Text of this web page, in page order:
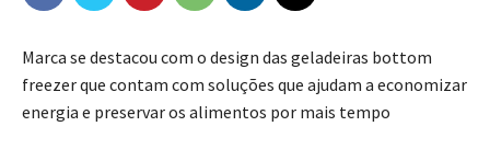
Marca se destacou com o design das geladeiras bottom
freezer que contam com soluções que ajudam a economizar
energia e preservar os alimentos por mais tempo